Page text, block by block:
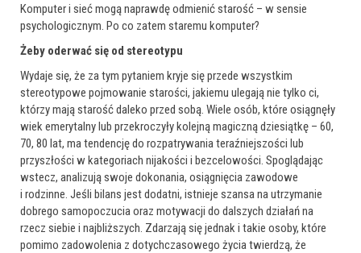
Komputer i sieć mogą naprawdę odmienić starość – w sensie
psychologicznym. Po co zatem staremu komputer?
Żeby oderwać się od stereotypu
Wydaje się, że za tym pytaniem kryje się przede wszystkim
stereotypowe pojmowanie starości, jakiemu ulegają nie tylko ci,
którzy mają starość daleko przed sobą. Wiele osób, które osiągnęły
wiek emerytalny lub przekroczyły kolejną magiczną dziesiątkę – 60,
70, 80 lat, ma tendencję do rozpatrywania teraźniejszości lub
przyszłości w kategoriach nijakości i bezcelowości. Spoglądając
wstecz, analizują swoje dokonania, osiągnięcia zawodowe
i rodzinne. Jeśli bilans jest dodatni, istnieje szansa na utrzymanie
dobrego samopoczucia oraz motywacji do dalszych działań na
rzecz siebie i najbliższych. Zdarzają się jednak i takie osoby, które
pomimo zadowolenia z dotychczasowego życia twierdzą, że